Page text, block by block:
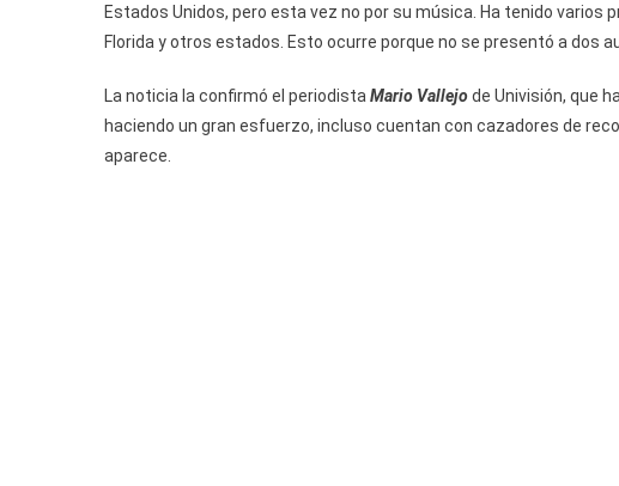
Entra
En
Lista
De
Estados Unidos, pero esta vez no por su música. Ha tenido varios
Florida y otros estados. Esto ocurre porque no se presentó a dos
La noticia la confirmó el periodistaMario Vallejode Univisión, que
haciendo un gran esfuerzo, incluso cuentan con cazadores de
aparece.